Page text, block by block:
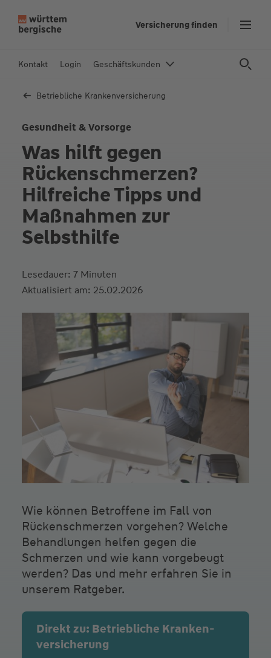
In
Versicherung finden
Kontakt Login Geschäftskunden
Betriebliche Kranken­versicherung
Gesundheit & Vorsorge
Was hilft gegen
Rückenschmerzen?
Hilfreiche Tipps und
Maßnahmen zur
Selbsthilfe
Lesedauer: 7 Minuten
Aktualisiert am: 25.02.2026
Wie können Betroffene im Fall von
Rückenschmerzen vorgehen? Welche
Behandlungen helfen gegen die
Schmerzen und wie kann vorgebeugt
werden? Das und mehr erfahren Sie in
unserem Ratgeber.
Direkt zu: Betriebliche Kranken­
versicherung